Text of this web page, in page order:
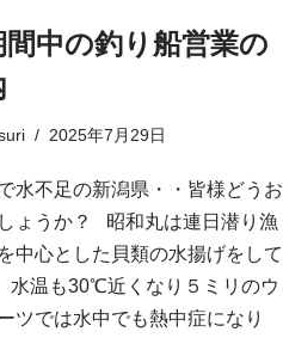
間中の釣り船営業の
2025年7月29日
水不足の新潟県・・皆様どうお
ょうか？ 昭和丸は連日潜り漁
中心とした貝類の水揚げをして
水温も30℃近くなり５ミリのウ
ツでは水中でも熱中症になり